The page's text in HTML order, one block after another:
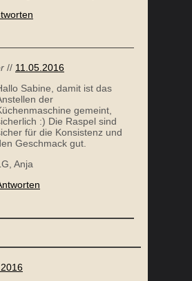
// 11.05.2016
Sabine, damit ist das
der
gemeint,
:) Die Raspel sind
für die Konsistenz und
Geschmack gut.
Anja